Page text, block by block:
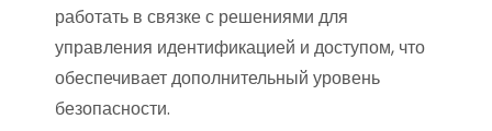
работать в связке с решениями для
управления идентификацией и доступом, что
обеспечивает дополнительный уровень
безопасности.